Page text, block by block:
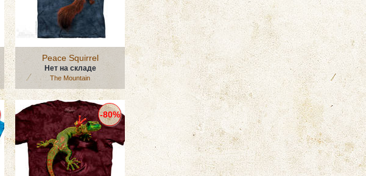
Peace Squirrel
Нет на складе
The Mountain
-80%